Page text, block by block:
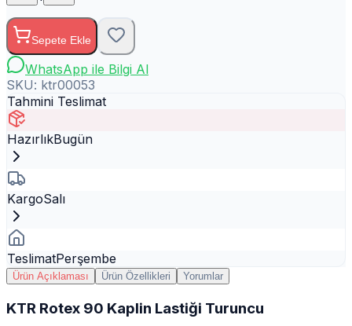
Sepete Ekle
WhatsApp ile Bilgi Al
SKU: ktr00053
Tahmini Teslimat
HazırlıkBugün
KargoSalı
TeslimatPerşembe
Ürün Açıklaması Ürün Özellikleri Yorumlar
KTR Rotex 90 Kaplin Lastiği Turuncu